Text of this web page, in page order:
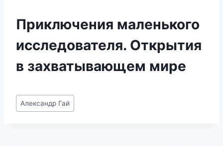
Приключения маленького
исследователя. Открытия
в захватывающем мире
Метки
записи:
Александр Гай